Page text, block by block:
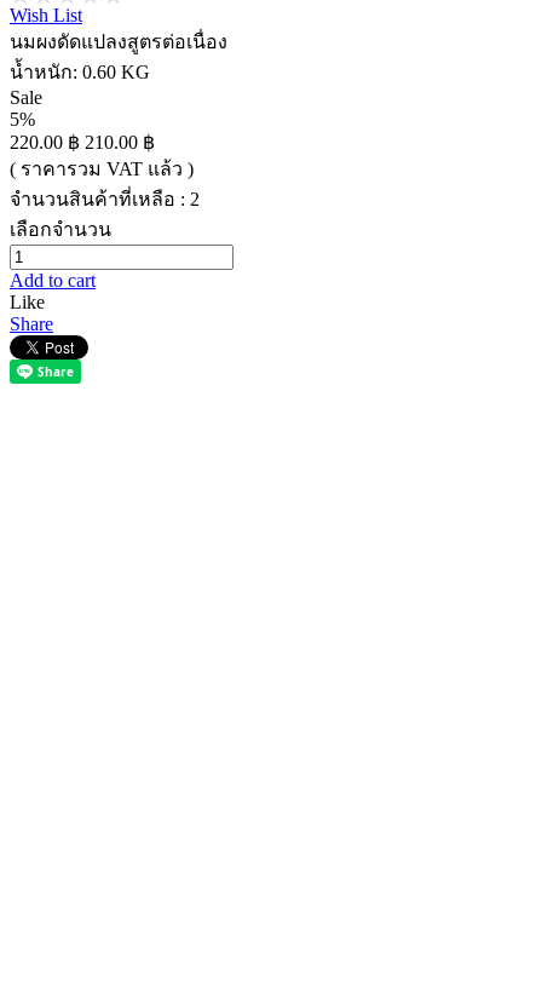
Wish List
นมผงดัดแปลงสูตรต่อเนื่อง
น้ำหนัก: 0.60 KG
Sale
5%
220.00 ฿ 210.00 ฿
( ราคารวม VAT แล้ว )
จำนวนสินค้าที่เหลือ : 2
เลือกจำนวน
Add to cart
Like
Share